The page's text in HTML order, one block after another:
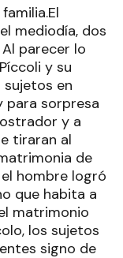
mediodía, dos
parecer lo
y su
sujetos en
para sorpresa
y a
tiraran al
de
hombre logró
que habita a
matrimonio
los sujetos
signo de